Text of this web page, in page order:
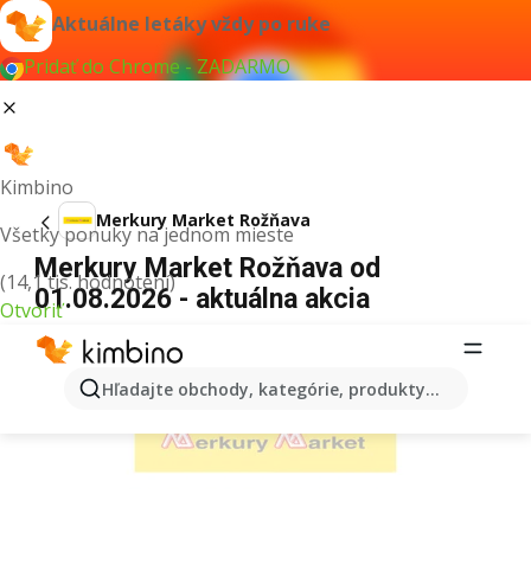
Aktuálne letáky vždy po ruke
Pridať do Chrome - ZADARMO
Kimbino
Všetky ponuky na jednom mieste
(14,1 tis. hodnotení)
Otvoriť
Hľadajte obchody, kategórie, produkty...
Merkury Market Rožňava
Merkury Market Rožňava od
01.08.2026 - aktuálna akcia